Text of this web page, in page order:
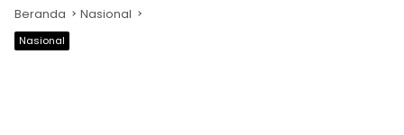
Beranda Nasional
Nasional